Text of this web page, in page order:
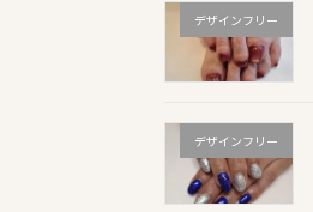
デザインフリー
デザインフリー